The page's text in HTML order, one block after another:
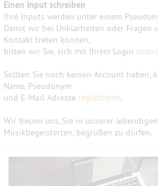
Einen Input schreiben
Ihre Inputs werden unter einem
Damit wir bei Unklarheiten oder Fragen
Kontakt treten können,
bitten wir Sie, sich mit Ihrem Login
Sollten Sie noch keinen Account haben,
Name, Pseudonym
und E-Mail Adresse registrieren.
Wir freuen uns, Sie in unserer
Musikbegeisterten, begrüßen zu dürfen.